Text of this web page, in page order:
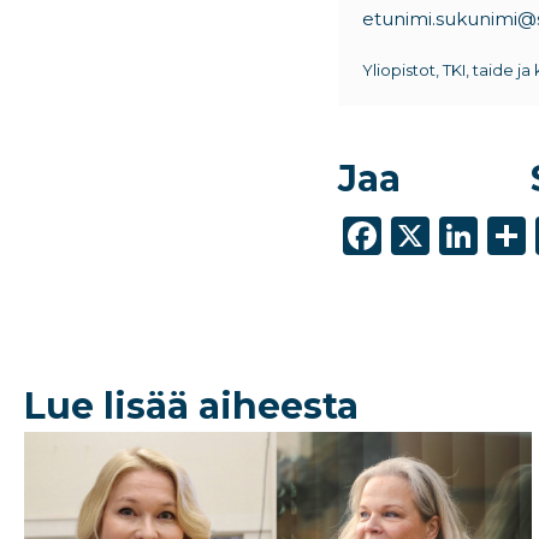
Yliopistot, TKI, taide ja
Jaa
F
o
o
k
X Li
n
Lue lisää aiheesta